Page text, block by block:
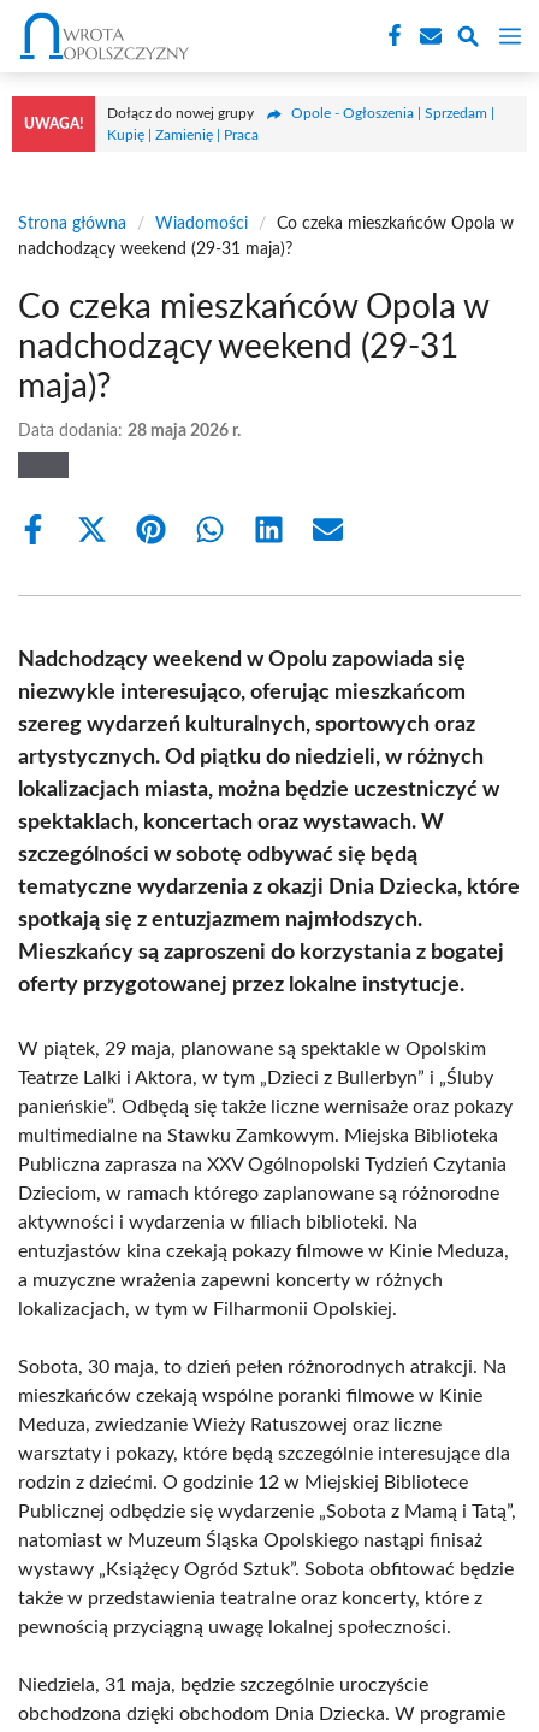
Przejdź
treści
UWAGA!
Dołącz do nowej grupy
Opole - Ogłoszenia | Sprzedam |
Kupię | Zamienię | Praca
Strona główna / Wiadomości /
Co czeka mieszkańców Opola w
nadchodzący weekend (29-31 maja)?
Co czeka mieszkańców Opola w
nadchodzący weekend (29-31
maja)?
Data dodania: 28 maja 2026 r.
Share
Share
(Twitter)
Share Share Share Share
Nadchodzący weekend w Opolu zapowiada się
niezwykle interesująco, oferując mieszkańcom
szereg wydarzeń kulturalnych, sportowych oraz
artystycznych. Od piątku do niedzieli, w różnych
lokalizacjach miasta, można będzie uczestniczyć w
spektaklach, koncertach oraz wystawach. W
szczególności w sobotę odbywać się będą
tematyczne wydarzenia z okazji Dnia Dziecka, które
spotkają się z entuzjazmem najmłodszych.
Mieszkańcy są zaproszeni do korzystania z bogatej
oferty przygotowanej przez lokalne instytucje.
W piątek, 29 maja, planowane są spektakle w Opolskim
Teatrze Lalki i Aktora, w tym „Dzieci z Bullerbyn” i „Śluby
panieńskie”. Odbędą się także liczne wernisaże oraz pokazy
multimedialne na Stawku Zamkowym. Miejska Biblioteka
Publiczna zaprasza na XXV Ogólnopolski Tydzień Czytania
Dzieciom, w ramach którego zaplanowane są różnorodne
aktywności i wydarzenia w filiach biblioteki. Na
entuzjastów kina czekają pokazy filmowe w Kinie Meduza,
a muzyczne wrażenia zapewni koncerty w różnych
lokalizacjach, w tym w Filharmonii Opolskiej.
Sobota, 30 maja, to dzień pełen różnorodnych atrakcji. Na
mieszkańców czekają wspólne poranki filmowe w Kinie
Meduza, zwiedzanie Wieży Ratuszowej oraz liczne
warsztaty i pokazy, które będą szczególnie interesujące dla
rodzin z dziećmi. O godzinie 12 w Miejskiej Bibliotece
Publicznej odbędzie się wydarzenie „Sobota z Mamą i Tatą”,
natomiast w Muzeum Śląska Opolskiego nastąpi finisaż
wystawy „Książęcy Ogród Sztuk”. Sobota obfitować będzie
także w przedstawienia teatralne oraz koncerty, które z
pewnością przyciągną uwagę lokalnej społeczności.
Niedziela, 31 maja, będzie szczególnie uroczyście
obchodzona dzięki obchodom Dnia Dziecka. W programie